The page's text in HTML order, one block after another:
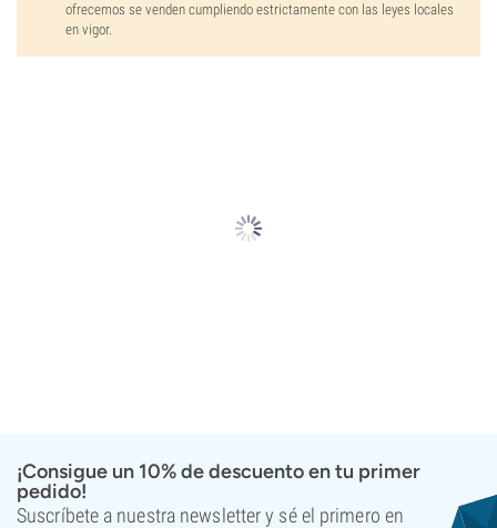
ofrecemos se venden cumpliendo estrictamente con las leyes locales
en vigor.
¡Consigue un 10% de descuento en tu primer
pedido!
Suscríbete a nuestra newsletter y sé el primero en